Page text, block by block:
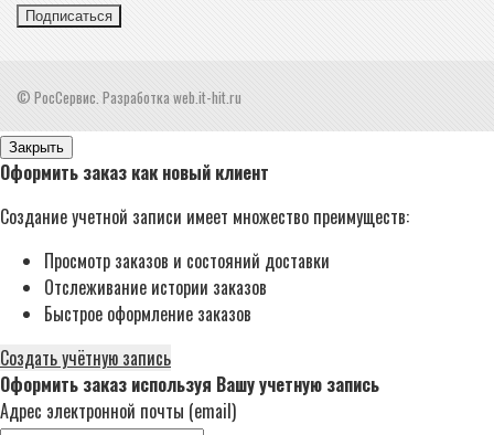
Подписаться
© РосСервис. Разработка web.it-hit.ru
Закрыть
Оформить заказ как новый клиент
Создание учетной записи имеет множество преимуществ:
Просмотр заказов и состояний доставки
Отслеживание истории заказов
Быстрое оформление заказов
Создать учётную запись
Оформить заказ используя Вашу учетную запись
Адрес электронной почты (email)